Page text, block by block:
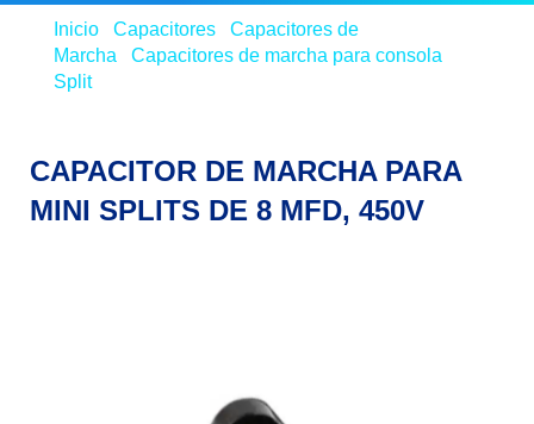
Inicio Capacitores
Capacitores de
Marcha
Capacitores de marcha para consola
Split/ CAPACITOR DE MARCHA PARA MINI SPLITS
CAPACITOR DE MARCHA PARA
MINI SPLITS DE 8 MFD, 450V